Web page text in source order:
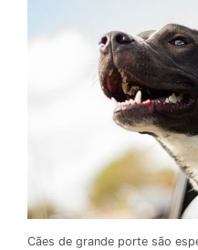
Cães de grande porte são